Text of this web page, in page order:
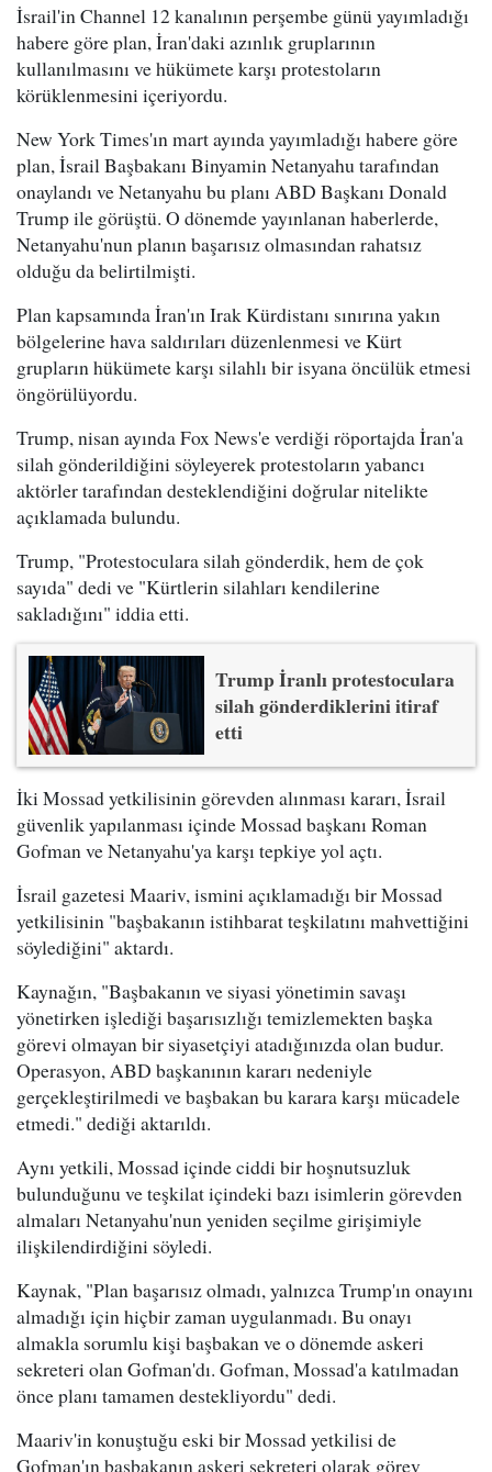
İsrail'in Channel 12 kanalının perşembe günü yayımladığı
habere göre plan, İran'daki azınlık gruplarının
kullanılmasını ve hükümete karşı protestoların
körüklenmesini içeriyordu.
New York Times'ın mart ayında yayımladığı habere göre
plan, İsrail Başbakanı Binyamin Netanyahu tarafından
onaylandı ve Netanyahu bu planı ABD Başkanı Donald
Trump ile görüştü. O dönemde yayınlanan haberlerde,
Netanyahu'nun planın başarısız olmasından rahatsız
olduğu da belirtilmişti.
Plan kapsamında İran'ın Irak Kürdistanı sınırına yakın
bölgelerine hava saldırıları düzenlenmesi ve Kürt
grupların hükümete karşı silahlı bir isyana öncülük etmesi
öngörülüyordu.
Trump, nisan ayında Fox News'e verdiği röportajda İran'a
silah gönderildiğini söyleyerek protestoların yabancı
aktörler tarafından desteklendiğini doğrular nitelikte
açıklamada bulundu.
Trump, "Protestoculara silah gönderdik, hem de çok
sayıda" dedi ve "Kürtlerin silahları kendilerine
sakladığını" iddia etti.
Trump İranlı protestoculara
silah gönderdiklerini itiraf
etti
İki Mossad yetkilisinin görevden alınması kararı, İsrail
güvenlik yapılanması içinde Mossad başkanı Roman
Gofman ve Netanyahu'ya karşı tepkiye yol açtı.
İsrail gazetesi Maariv, ismini açıklamadığı bir Mossad
yetkilisinin "başbakanın istihbarat teşkilatını mahvettiğini
söylediğini" aktardı.
Kaynağın, "Başbakanın ve siyasi yönetimin savaşı
yönetirken işlediği başarısızlığı temizlemekten başka
görevi olmayan bir siyasetçiyi atadığınızda olan budur.
Operasyon, ABD başkanının kararı nedeniyle
gerçekleştirilmedi ve başbakan bu karara karşı mücadele
etmedi." dediği aktarıldı.
Aynı yetkili, Mossad içinde ciddi bir hoşnutsuzluk
bulunduğunu ve teşkilat içindeki bazı isimlerin görevden
almaları Netanyahu'nun yeniden seçilme girişimiyle
ilişkilendirdiğini söyledi.
Kaynak, "Plan başarısız olmadı, yalnızca Trump'ın onayını
almadığı için hiçbir zaman uygulanmadı. Bu onayı
almakla sorumlu kişi başbakan ve o dönemde askeri
sekreteri olan Gofman'dı. Gofman, Mossad'a katılmadan
önce planı tamamen destekliyordu" dedi.
Maariv'in konuştuğu eski bir Mossad yetkilisi de
Gofman'ın başbakanın askeri sekreteri olarak görev